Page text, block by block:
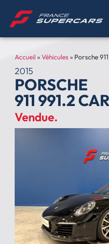
Accueil »Véhicules» Porsche
2015
PORSCHE
911 991.2
Vendue.